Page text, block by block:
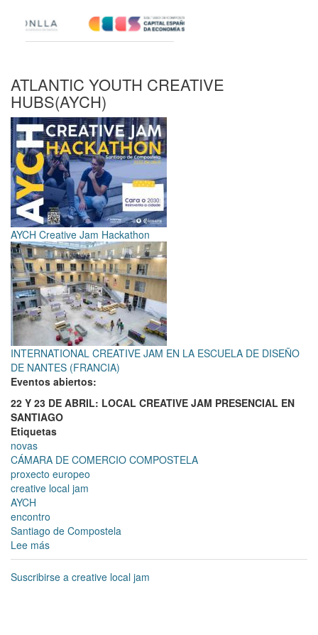
ATLANTIC YOUTH CREATIVE
HUBS(AYCH)
AYCH Creative Jam Hackathon
INTERNATIONAL CREATIVE JAM EN LA ESCUELA DE DISEÑO
DE NANTES (FRANCIA)
Eventos abiertos:
22 Y 23 DE ABRIL: LOCAL CREATIVE JAM PRESENCIAL EN
SANTIAGO
Etiquetas
novas
CÁMARA DE COMERCIO COMPOSTELA
proxecto europeo
creative local jam
AYCH
encontro
Santiago de Compostela
Lee más
ATLANTIC
YOUTH
Suscribirse a creative local jam